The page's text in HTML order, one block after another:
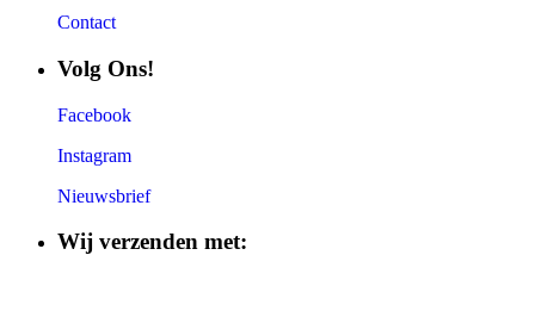
Contact
Volg Ons!
Facebook
Instagram
Nieuwsbrief
Wij verzenden met: